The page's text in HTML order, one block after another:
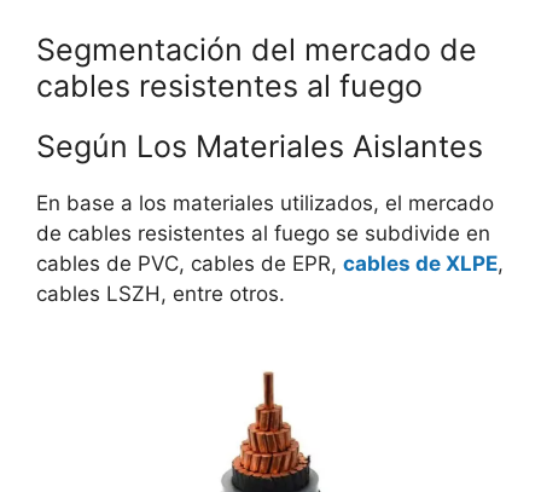
Segmentación del mercado de
cables resistentes al fuego
Según Los Materiales Aislantes
En base a los materiales utilizados, el mercado
de cables resistentes al fuego se subdivide en
cables de PVC, cables de EPR, cables de XLPE,
cables LSZH, entre otros.